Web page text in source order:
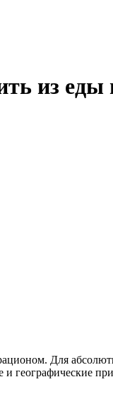
из еды
Для
и географические